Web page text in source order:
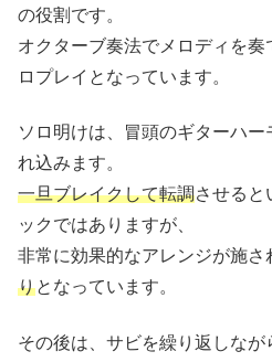
の役割です。
オクターブ奏法でメロディを
ロプレイとなっています。
ソロ明けは、冒頭のギターハ
れ込みます。
一旦ブレイクして転調させると
ックではありますが、
非常に効果的なアレンジが施さ
りとなっています。
その後は、サビを繰り返しな